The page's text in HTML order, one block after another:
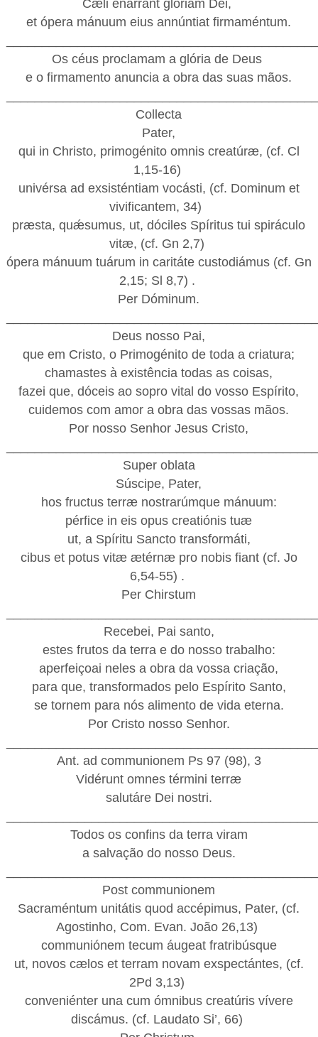
Cæli enárrant glóriam Dei,
et ópera mánuum eius annúntiat firmaméntum.
Os céus proclamam a glória de Deus
e o firmamento anuncia a obra das suas mãos.
Collecta
Pater,
qui in Christo, primogénito omnis creatúræ, (cf. Cl
1,15-16)
univérsa ad exsisténtiam vocásti, (cf. Dominum et
vivificantem, 34)
præsta, quǽsumus, ut, dóciles Spíritus tui spiráculo
vitæ, (cf. Gn 2,7)
ópera mánuum tuárum in caritáte custodiámus (cf. Gn
2,15; Sl 8,7) .
Per Dóminum.
Deus nosso Pai,
que em Cristo, o Primogénito de toda a criatura;
chamastes à existência todas as coisas,
fazei que, dóceis ao sopro vital do vosso Espírito,
cuidemos com amor a obra das vossas mãos.
Por nosso Senhor Jesus Cristo,
Super oblata
Súscipe, Pater,
hos fructus terræ nostrarúmque mánuum:
pérfice in eis opus creatiónis tuæ
ut, a Spíritu Sancto transformáti,
cibus et potus vitæ ætérnæ pro nobis fiant (cf. Jo
6,54-55) .
Per Chirstum
Recebei, Pai santo,
estes frutos da terra e do nosso trabalho:
aperfeiçoai neles a obra da vossa criação,
para que, transformados pelo Espírito Santo,
se tornem para nós alimento de vida eterna.
Por Cristo nosso Senhor.
Ant. ad communionem Ps 97 (98), 3
Vidérunt omnes términi terræ
salutáre Dei nostri.
Todos os confins da terra viram
a salvação do nosso Deus.
Post communionem
Sacraméntum unitátis quod accépimus, Pater, (cf.
Agostinho, Com. Evan. João 26,13)
communiónem tecum áugeat fratribúsque
ut, novos cælos et terram novam exspectántes, (cf.
2Pd 3,13)
conveniénter una cum ómnibus creatúris vívere
discámus. (cf. Laudato Si’, 66)